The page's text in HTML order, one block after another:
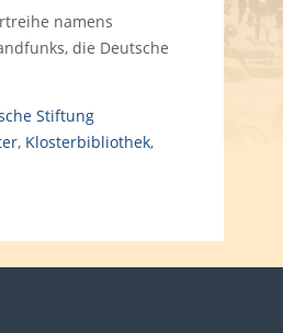
namens
die Deutsche
Stiftung
, Klosterbibliothek,